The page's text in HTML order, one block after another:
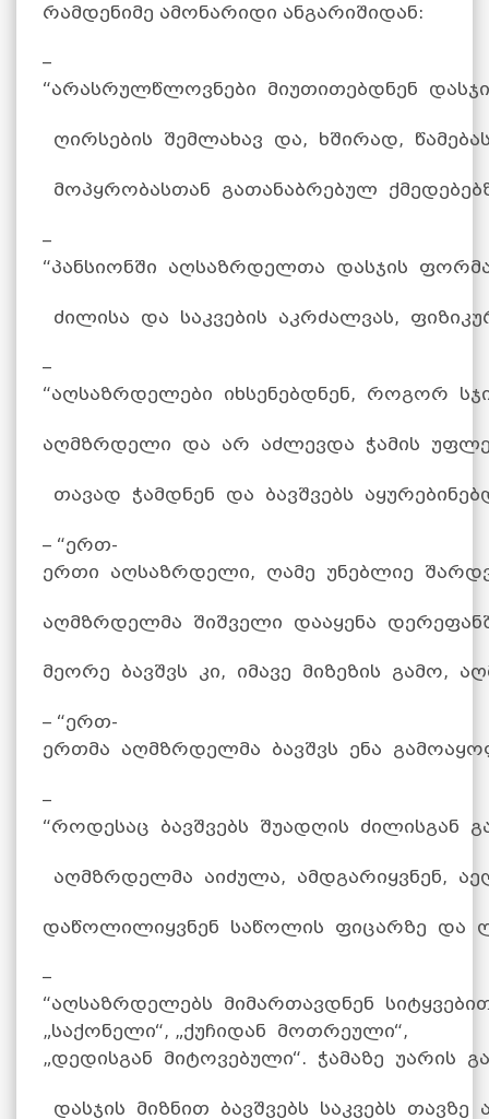
რამდენიმე ამონარიდი ანგარიშიდან:
–
“არასრულწლოვნები მიუთითებდნენ
ღირსების შემლახავ და, ხშირად,
მოპყრობასთან გათანაბრებულ
–
“პანსიონში აღსაზრდელთა დასჯის
ძილისა და საკვების აკრძალვას,
–
“აღსაზრდელები იხსენებდნენ, როგორ
აღმზრდელი და არ აძლევდა ჭამის
თავად ჭამდნენ და ბავშვებს
– “ერთ-
ერთი აღსაზრდელი, ღამე უნებლიე
აღმზრდელმა შიშველი დააყენა
მეორე ბავშვს კი, იმავე მიზეზის გამო,
– “ერთ-
ერთმა აღმზრდელმა ბავშვს ენა
–
“როდესაც ბავშვებს შუადღის ძილისგან
აღმზრდელმა აიძულა, ამდგარიყვნენ,
დაწოლილიყვნენ საწოლის ფიცარზე და
–
“აღსაზრდელებს მიმართავდნენ
„საქონელი“, „ქუჩიდან მოთრეული“,
„დედისგან მიტოვებული“. ჭამაზე უარის
დასჯის მიზნით ბავშვებს საკვებს თავზე